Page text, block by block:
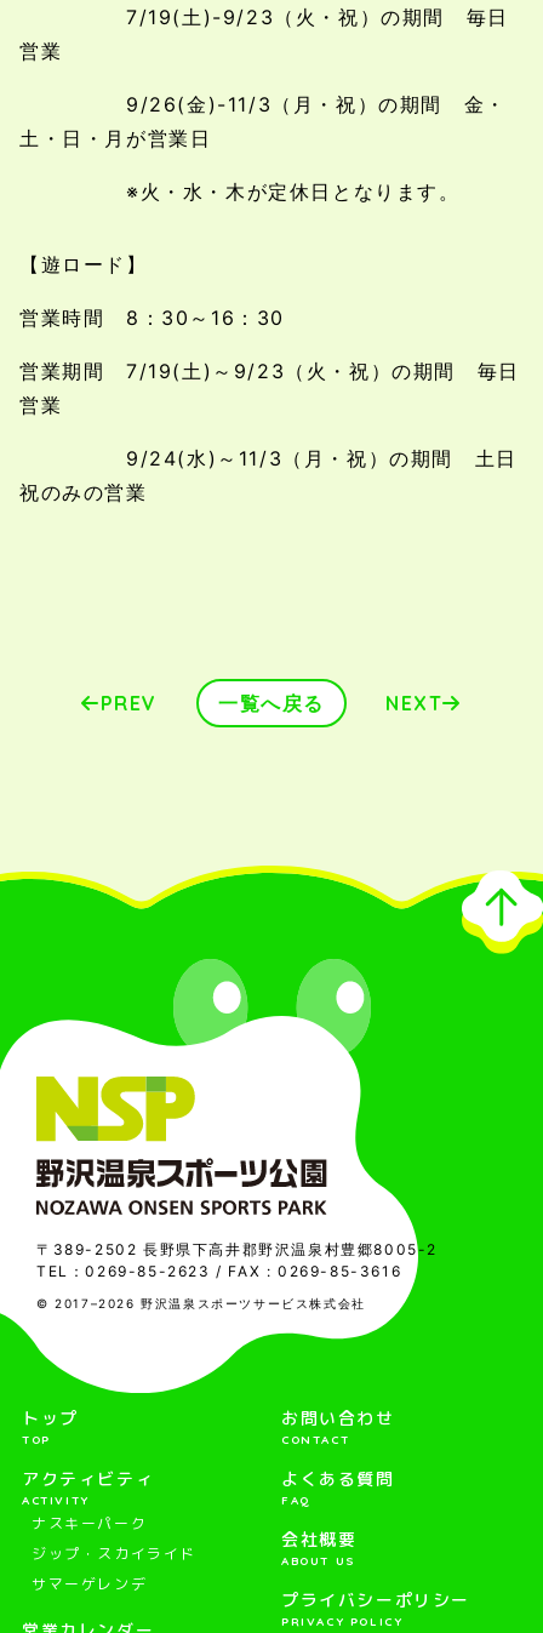
7/19(土)-9/23（火・祝）の期間 毎日
営業
9/26(金)-11/3（月・祝）の期間 金・
土・日・月が営業日
※火・水・木が定休日となります。
【遊ロード】
営業時間 8：30～16：30
営業期間 7/19(土)～9/23（火・祝）の期間 毎日
営業
9/24(水)～11/3（月・祝）の期間 土日
祝のみの営業
PREV 一覧へ戻る NEXT
〒389-2502 長野県下高井郡野沢温泉村豊郷8005-2
TEL：0269-85-2623 / FAX : 0269-85-3616
© 2017–2026 野沢温泉スポーツサービス株式会社
トップ
TOP
アクティビティ
ACTIVITY
ナスキーパーク
ジップ・スカイライド
サマーゲレンデ
お問い合わせ
CONTACT
よくある質問
FAQ
会社概要
ABOUT US
プライバシーポリシー
PRIVACY POLICY